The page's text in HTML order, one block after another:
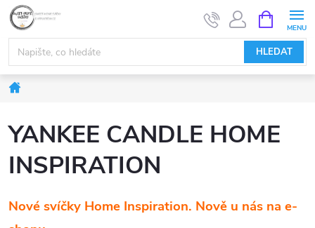
Přejít
obsah
HLEDAT
NÁKUPNÍ
KOŠÍK
YANKEE CANDLE HOME
INSPIRATION
Nové svíčky Home Inspiration. Nově u nás na e-